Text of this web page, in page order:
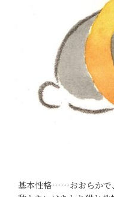
基本性格……おおらかで